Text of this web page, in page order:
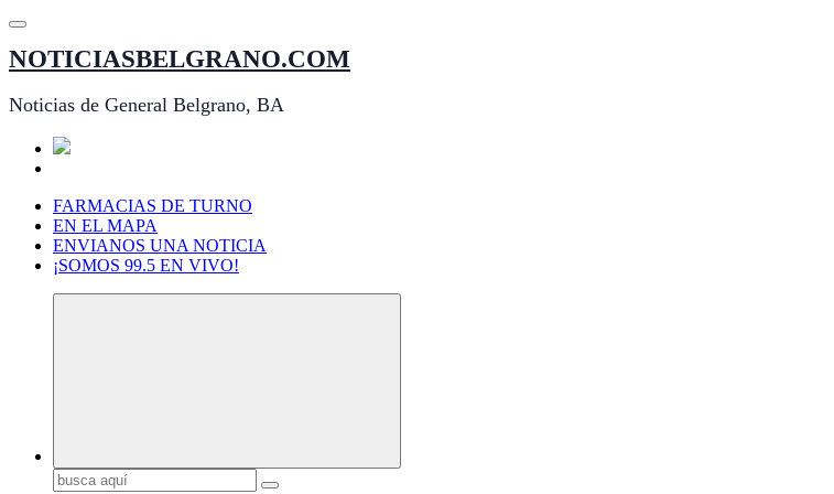
Saltar
contenido
NOTICIASBELGRANO.COM
Noticias de General Belgrano, BA
FARMACIAS DE TURNO
EN EL MAPA
ENVIANOS UNA NOTICIA
¡SOMOS 99.5 EN VIVO!
Buscar: